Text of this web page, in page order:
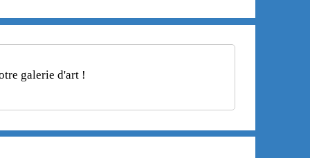
galerie d'art !